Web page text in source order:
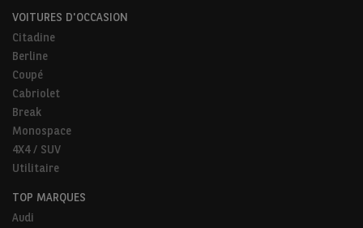
VOITURES D'OCCASION
Citadine
Berline
Coupé
Cabriolet
Break
Monospace
4X4 / SUV
Utilitaire
TOP MARQUES
Audi